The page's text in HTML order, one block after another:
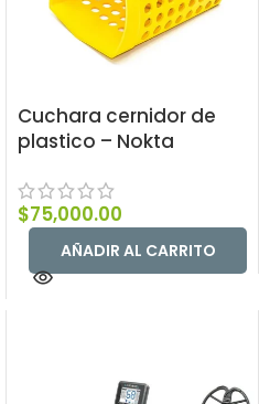
Cuchara cernidor de
plastico – Nokta
$75,000.00
AÑADIR AL CARRITO